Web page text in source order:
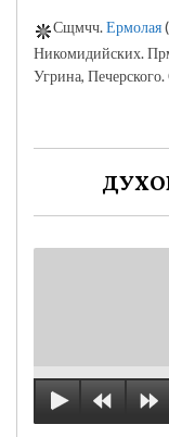
Сщмчч.Ермолая(
Никомидийских.
Угрина,